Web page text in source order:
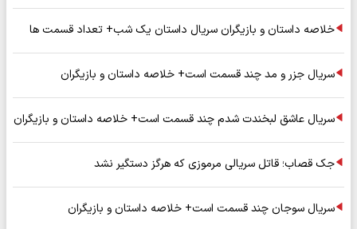
خلاصه داستان و بازیگران سریال داستان یک شب+ تعداد قسمت ها
سریال جزر و مد چند قسمت است+ خلاصه داستان و بازیگران
سریال عاشق لبخندت شدم چند قسمت است+ خلاصه داستان و بازیگران
جک قصاب؛ قاتل سریالی مرموزی که هرگز دستگیر نشد
سریال سوجان چند قسمت است+ خلاصه داستان و بازیگران